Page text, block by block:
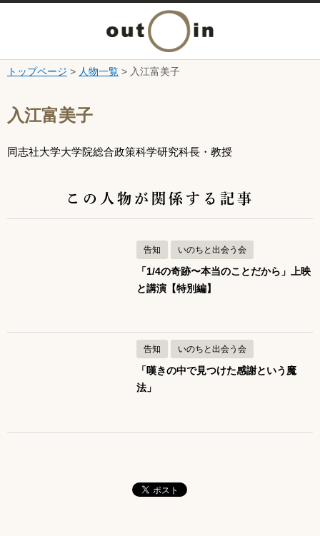
本文へ
ニ
ュ
ー
を
トップページ > 人物一覧 > 入江富美子
入江富美子
同志社大学大学院総合政策科学研究科長・教授
この人物が関係する記事
告知 いのちと出会う会
「1/4の奇跡〜本当のことだから」上映
と講演【特別編】
告知 いのちと出会う会
「嘆きの中で見つけた感謝という魔
法」